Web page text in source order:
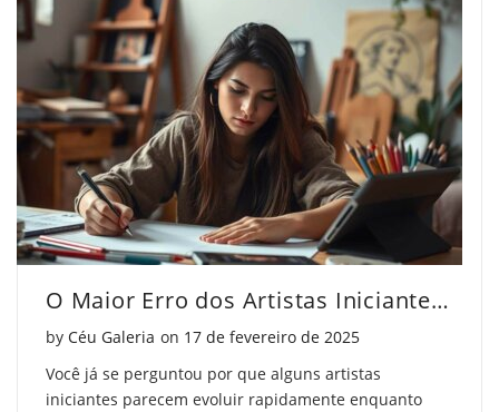
O Maior Erro dos Artistas Iniciantes (e Como Evitar)
by Céu Galeria on Posted on
17 de fevereiro de 2025
Você já se perguntou por que alguns artistas
iniciantes parecem evoluir rapidamente enquanto